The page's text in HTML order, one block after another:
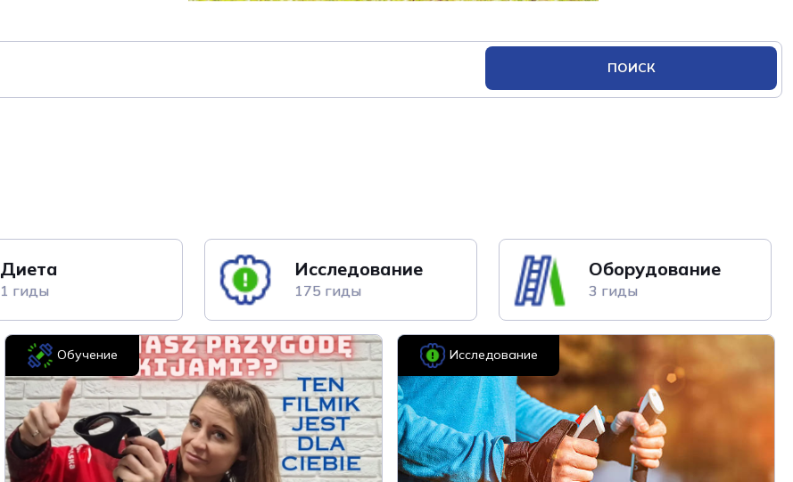
ПОИСК
Диета
1 гиды
Исследование
175 гиды
Оборудование
3 гиды
Обучение Исследование